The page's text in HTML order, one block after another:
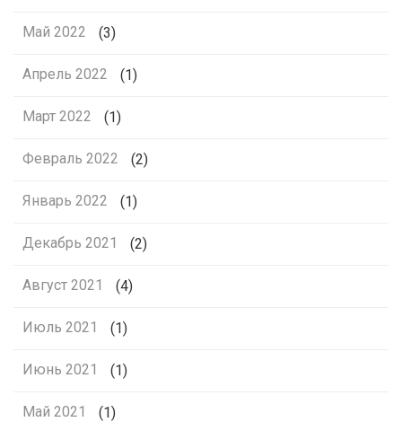
Май 2022 (3)
Апрель 2022 (1)
Март 2022 (1)
Февраль 2022 (2)
Январь 2022 (1)
Декабрь 2021 (2)
Август 2021 (4)
Июль 2021 (1)
Июнь 2021 (1)
Май 2021 (1)